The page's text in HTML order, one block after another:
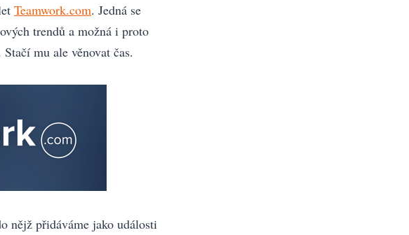
Teamwork.com. Jedná se
trendů a možná i proto
mu ale věnovat čas.
nějž přidáváme jako události